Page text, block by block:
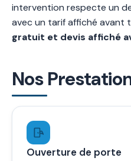
intervention respecte un
avec un tarif affiché avant
gratuit et devis affiché
Nos
Ouverture de porte